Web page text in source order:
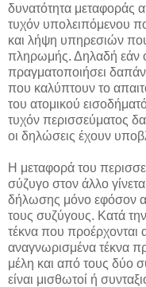
δυνατότητα μεταφοράς
τυχόν υπολειπόμενου
και λήψη υπηρεσιών
πληρωμής. Δηλαδή εάν
πραγματοποιήσει
που καλύπτουν το
του ατομικού
τυχόν περισσεύματος
οι δηλώσεις έχουν
Η μεταφορά του
σύζυγο στον άλλο
δήλωσης μόνο εφόσον
τους συζύγους. Κατά
τέκνα που προέρχονται
αναγνωρισμένα τέκνα
μέλη και από τους δύο
είναι μισθωτοί ή